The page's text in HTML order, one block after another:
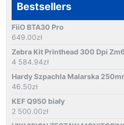
Bestsellers
FiiO BTA30 Pro
649.00zł
Zebra Kit Printhead 300 Dpi
4 584.94zł
Hardy Szpachla Malarska
46.50zł
KEF Q950 biały
2 500.00zł